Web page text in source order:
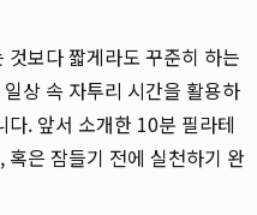
보다 짧게라도 꾸준히 하는
일상 속 자투리 시간을 활용하
. 앞서 소개한 10분 필라테
은 잠들기 전에 실천하기 완